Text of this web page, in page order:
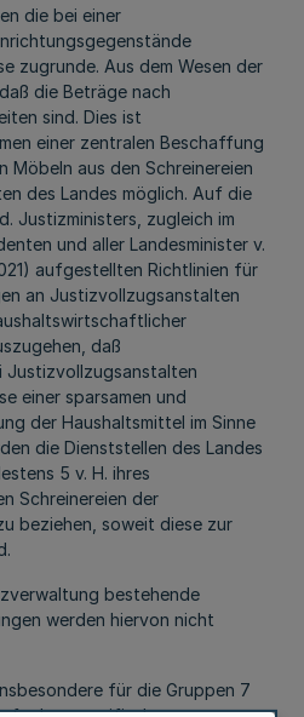
die bei einer
zugrunde. Aus dem Wesen der
die Beträge nach
sind. Dies ist
einer zentralen Beschaffung
Möbeln aus den Schreinereien
des Landes möglich. Auf die
Justizministers, zugleich im
und aller Landesminister v.
aufgestellten Richtlinien für
an Justizvollzugsanstalten
daß
einer sparsamen und
der Haushaltsmittel im Sinne
die Dienststellen des Landes
5 v. H. ihres
Schreinereien der
beziehen, soweit diese zur
bestehende
werden hiervon nicht
für die Gruppen 7